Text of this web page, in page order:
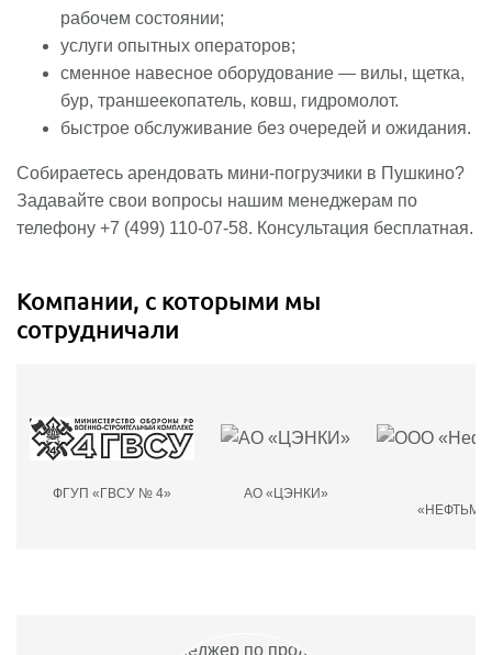
рабочем состоянии;
услуги опытных операторов;
сменное навесное оборудование — вилы, щетка,
бур, траншеекопатель, ковш, гидромолот.
быстрое обслуживание без очередей и ожидания.
Собираетесь арендовать мини-погрузчики в Пушкино?
Задавайте свои вопросы нашим менеджерам по
телефону +7 (499) 110-07-58. Консультация бесплатная.
Компании, с которыми мы
сотрудничали
ФГУП «ГВСУ № 4» АО «ЦЭНКИ»